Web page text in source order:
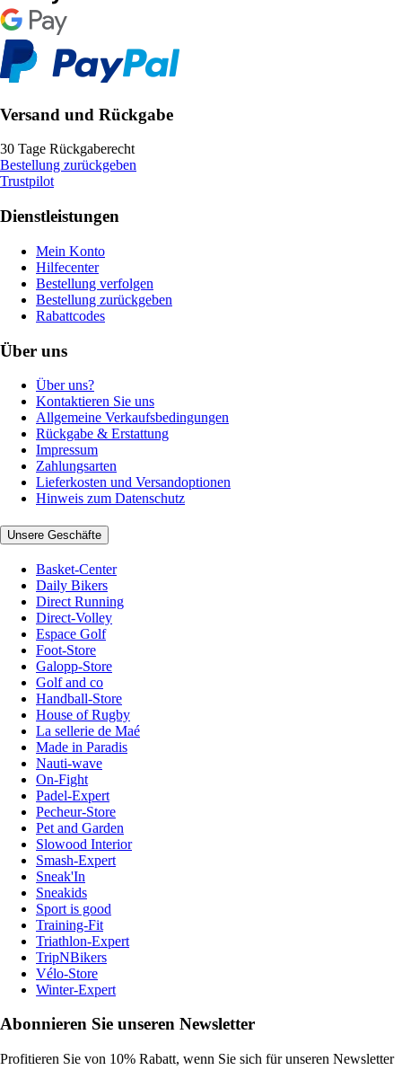
Versand und Rückgabe
30 Tage Rückgaberecht
Bestellung zurückgeben
Trustpilot
Dienstleistungen
Mein Konto
Hilfecenter
Bestellung verfolgen
Bestellung zurückgeben
Rabattcodes
Über uns
Über uns?
Kontaktieren Sie uns
Allgemeine Verkaufsbedingungen
Rückgabe & Erstattung
Impressum
Zahlungsarten
Lieferkosten und Versandoptionen
Hinweis zum Datenschutz
Unsere Geschäfte
Basket-Center
Daily Bikers
Direct Running
Direct-Volley
Espace Golf
Foot-Store
Galopp-Store
Golf and co
Handball-Store
House of Rugby
La sellerie de Maé
Made in Paradis
Nauti-wave
On-Fight
Padel-Expert
Pecheur-Store
Pet and Garden
Slowood Interior
Smash-Expert
Sneak'In
Sneakids
Sport is good
Training-Fit
Triathlon-Expert
TripNBikers
Vélo-Store
Winter-Expert
Abonnieren Sie unseren Newsletter
Profitieren Sie von 10% Rabatt, wenn Sie sich für unseren Newsletter